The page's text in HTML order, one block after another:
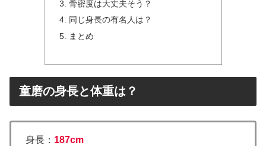
骨密度は大丈夫そう？
同じ身長の有名人は？
まとめ
童磨の身長と体重は？
身長： 187cm